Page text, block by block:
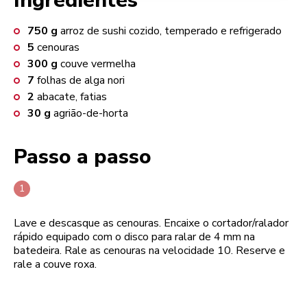
750 g arroz de sushi cozido, temperado e refrigerado
5 cenouras
300 g couve vermelha
7 folhas de alga nori
2 abacate, fatias
30 g agrião-de-horta
Passo a passo
Lave e descasque as cenouras. Encaixe o cortador/ralador
rápido equipado com o disco para ralar de 4 mm na
batedeira. Rale as cenouras na velocidade 10. Reserve e
rale a couve roxa.